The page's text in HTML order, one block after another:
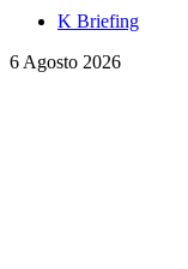
K Briefing
6 Agosto 2026